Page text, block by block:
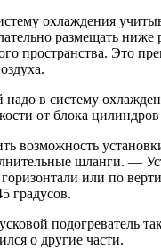
охлаждения
размещать ниже
пространства. Это
в систему
от блока
возможность
шланги. —
или по
градусов.
подогреватель
о другие части.